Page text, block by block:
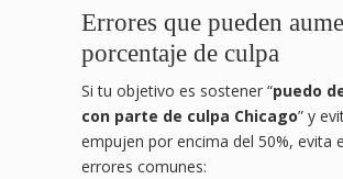
Errores que pueden
porcentaje de culpa
Si tu objetivo es sostener “puedo
con parte de culpa Chicago” y
empujen por encima del 50%, evita
errores comunes: